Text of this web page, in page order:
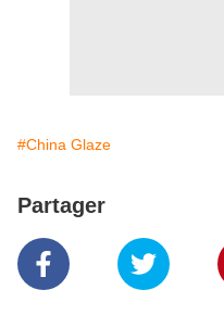
#China Glaze
Partager